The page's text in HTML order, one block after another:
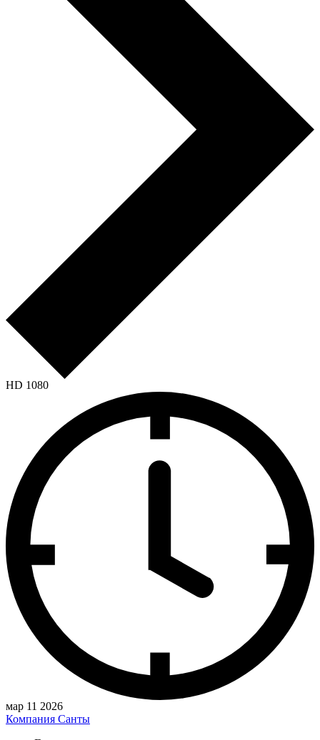
HD 1080
мар 11 2026
Компания Санты